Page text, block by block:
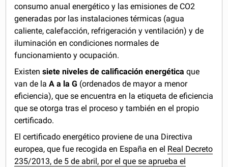
consumo anual energético y las emisiones de CO2
generadas por las instalaciones térmicas (agua
caliente, calefacción, refrigeración y ventilación) y de
iluminación en condiciones normales de
funcionamiento y ocupación.
Existen siete niveles de calificación energética que
van de laA a la G (ordenados de mayor a menor
eficiencia), que se encuentra en la etiqueta de eficiencia
que se otorga tras el proceso y también en el propio
certificado.
El certificado energético proviene de una Directiva
europea, que fue recogida en España en el Real Decreto
235/2013, de 5 de abril, por el que se aprueba el